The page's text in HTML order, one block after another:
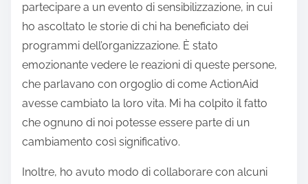
partecipare a un evento di sensibilizzazione, in cui
ho ascoltato le storie di chi ha beneficiato dei
programmi dell’organizzazione. È stato
emozionante vedere le reazioni di queste persone,
che parlavano con orgoglio di come ActionAid
avesse cambiato la loro vita. Mi ha colpito il fatto
che ognuno di noi potesse essere parte di un
cambiamento così significativo.
Inoltre, ho avuto modo di collaborare con alcuni